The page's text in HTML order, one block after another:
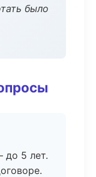
было
до 5 лет.